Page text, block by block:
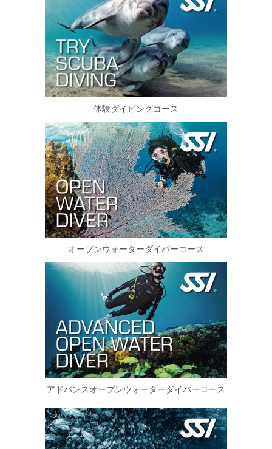
体験ダイビングコース
オープンウォーターダイバーコース
アドバンスオープンウォーターダイバーコース